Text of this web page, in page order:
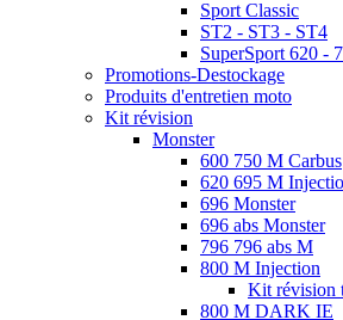
Sport Classic
ST2 - ST3 - ST4
SuperSport 620 -
Promotions-Destockage
Produits d'entretien moto
Kit révision
Monster
600 750 M Carbus
620 695 M
696 Monster
696 abs Monster
796 796 abs M
800 M Injection
Kit révision
800 M DARK IE